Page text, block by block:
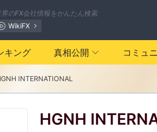
界のFX会社情報をかんたん検索
WikiFX
キング 真相公開 コミュ
INTERNATIONAL
HGNH